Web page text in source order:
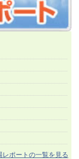
レポートの一覧を見る